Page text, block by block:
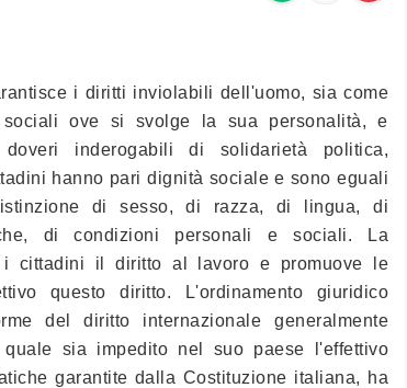
i diritti inviolabili dell'uomo, sia come
ove si svolge la sua personalità, e
inderogabili di solidarietà politica,
hanno pari dignità sociale e sono eguali
di sesso, di razza, di lingua, di
di condizioni personali e sociali. La
i cittadini il diritto al lavoro e promuove le
questo diritto. L'ordinamento giuridico
del diritto internazionale generalmente
sia impedito nel suo paese l'effettivo
garantite dalla Costituzione italiana, ha